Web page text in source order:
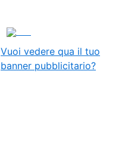
Vuoi vedere qua il tuo
banner pubblicitario?